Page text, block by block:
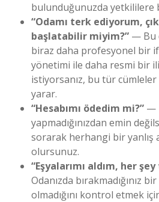
bulunduğunuzda yetkililere
“Odamı terk ediyorum,
başlatabilir miyim?” — Bu
biraz daha profesyonel bir
yönetimi ile daha resmi bir
istiyorsanız, bu tür
yarar.
“Hesabımı ödedim mi?” —
yapmadığınızdan emin
sorarak herhangi bir yanlış
olursunuz.
“Eşyalarımı aldım, her
Odanızda bırakmadığınız
olmadığını kontrol etmek